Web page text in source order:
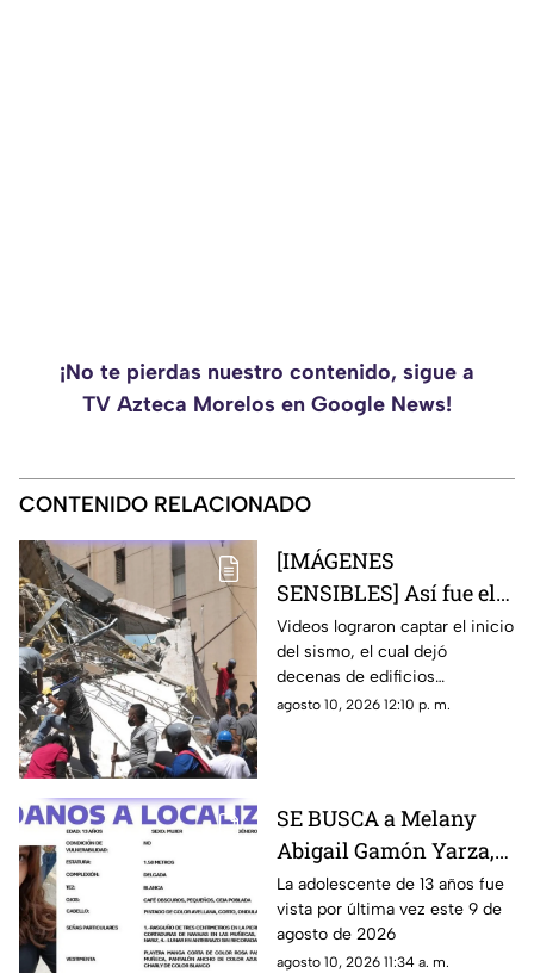
¡No te pierdas nuestro contenido, sigue a
TV Azteca Morelos en Google News!
CONTENIDO RELACIONADO
[IMÁGENES
SENSIBLES] Así fue el
devastador terremoto
de 7.4 que dejó al
menos 71 muertos en
Colombia
Videos lograron captar el inicio
del sismo, el cual dejó
decenas de edificios
colapsados y momentos de
agosto 10, 2026 12:10 p. m.
SE BUSCA a Melany
Abigail Gamón Yarza,
menor DESAPARECIDA
en Cuautla
La adolescente de 13 años fue
vista por última vez este 9 de
agosto de 2026
agosto 10, 2026 11:34 a. m.